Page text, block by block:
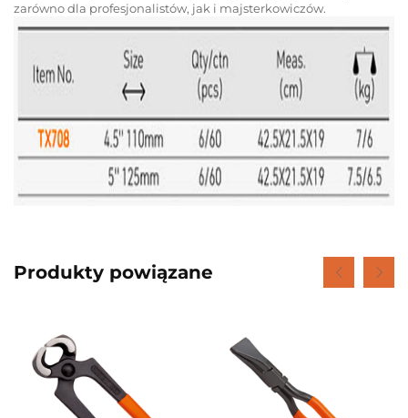
zarówno dla profesjonalistów, jak i majsterkowiczów.
Produkty powiązane